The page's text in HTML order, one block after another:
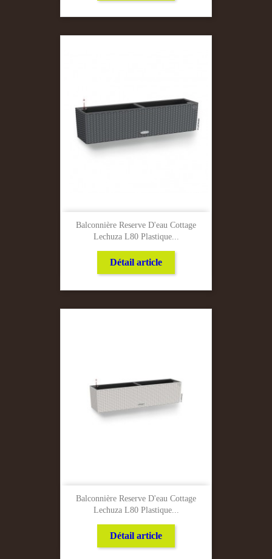
Balconnière Reserve D'eau Cottage
Lechuza L80 Plastique...
Détail article
Balconnière Reserve D'eau Cottage
Lechuza L80 Plastique...
Détail article